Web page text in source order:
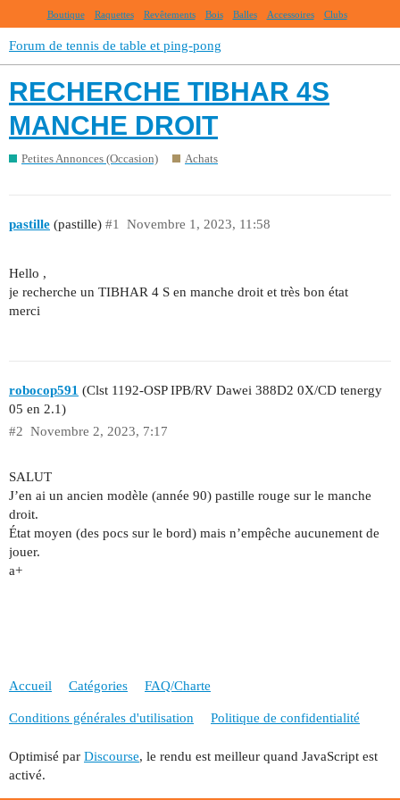
Boutique Raquettes Revêtements Bois Balles Accessoires Clubs
Forum de tennis de table et ping-pong
RECHERCHE TIBHAR 4S
MANCHE DROIT
Petites Annonces (Occasion) Achats
pastille (pastille) Novembre 1, 2023, 11:58
#1
Hello ,
je recherche un TIBHAR 4 S en manche droit et très bon état
merci
robocop591 (Clst 1192-OSP IPB/RV Dawei 388D2 0X/CD tenergy
05 en 2.1)
Novembre 2, 2023, 7:17
#2
SALUT
J’en ai un ancien modèle (année 90) pastille rouge sur le manche
droit.
État moyen (des pocs sur le bord) mais n’empêche aucunement de
jouer.
a+
Accueil Catégories FAQ/Charte
Conditions générales d'utilisation Politique de confidentialité
Optimisé par Discourse, le rendu est meilleur quand JavaScript est
activé.